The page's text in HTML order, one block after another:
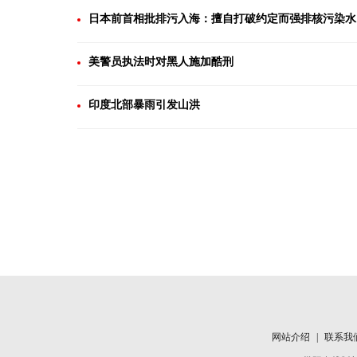
日本前首相批排污入海：擅自打破约定而强排核污染水
美警员执法时对黑人施加酷刑
印度北部暴雨引发山洪
网站介绍 联系我